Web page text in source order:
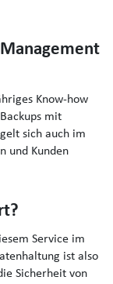
Know-how
mit
sich auch im
und Kunden
Service im
ist also
Sicherheit von